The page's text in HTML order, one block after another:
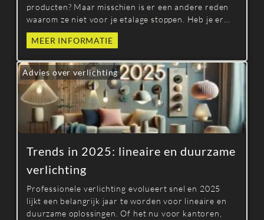
producten? Maar misschien is er een andere reden
waarom ze niet voor je etalage stoppen. Heb je er
wel eens aan gedacht om je verlichting te
veranderen? Verlichting is een belangrijk element
het enige.
MEER INFORMATIE
Advies over verlichting
Trends in 2025: lineaire en duurzame
verlichting
Professionele verlichting evolueert snel en 2025
lijkt een belangrijk jaar te worden voor lineaire en
duurzame oplossingen. Of het nu voor kantoren,